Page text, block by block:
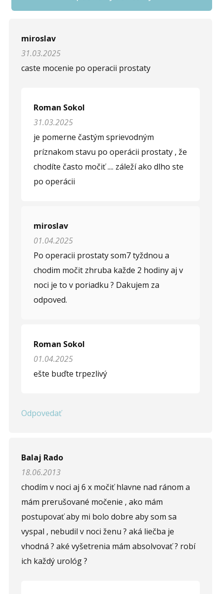
Napíšte otázku
Meno (*)
Opíšte prvé 4 písmená zo slova " prostata " (
miroslav
31.03.2025
caste mocenie po operacii prostaty
Roman Sokol
31.03.2025
je pomerne častým sprievodným
príznakom stavu po operácii prostaty , že
chodíte často močiť .... záleží ako dlho ste
po operácii
miroslav
01.04.2025
Po operacii prostaty som7 tyždnou a
chodim močit zhruba každe 2 hodiny aj v
noci je to v poriadku ? Dakujem za
odpoved.
Roman Sokol
01.04.2025
ešte buďte trpezlivý
Odpovedať
Balaj Rado
18.06.2013
chodím v noci aj 6 x močiť hlavne nad ránom a
mám prerušované močenie , ako mám
postupovať aby mi bolo dobre aby som sa
vyspal , nebudil v noci ženu ? aká liečba je
vhodná ? aké vyšetrenia mám absolvovať ? robí
ich každý urológ ?